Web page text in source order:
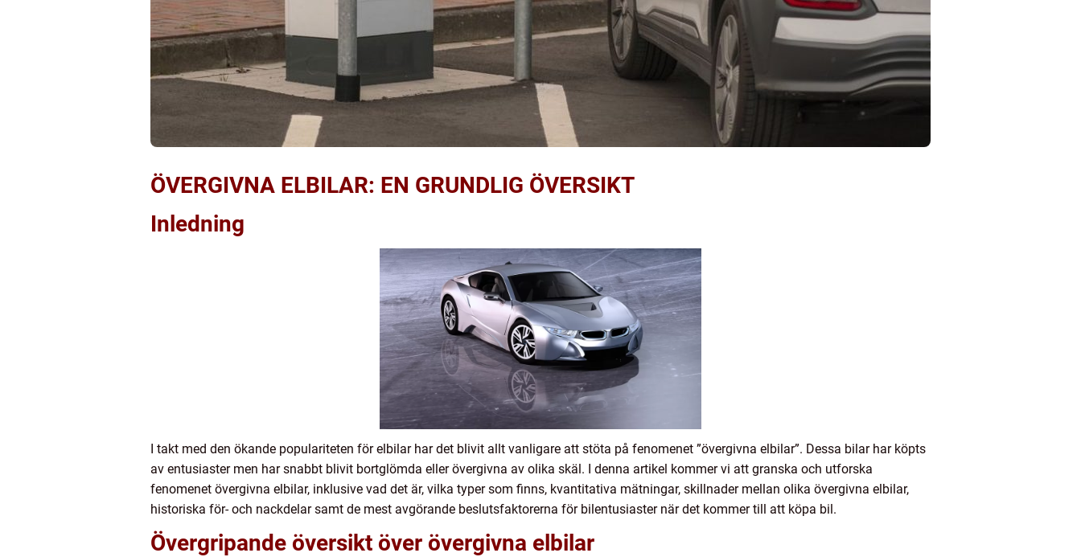
ÖVERGIVNA ELBILAR: EN GRUNDLIG ÖVERSIKT
Inledning
I takt med den ökande populariteten för elbilar har det blivit allt vanligare att stöta på fenomenet ”övergivna elbilar”. Dessa bilar har köpts
av entusiaster men har snabbt blivit bortglömda eller övergivna av olika skäl. I denna artikel kommer vi att granska och utforska
fenomenet övergivna elbilar, inklusive vad det är, vilka typer som finns, kvantitativa mätningar, skillnader mellan olika övergivna elbilar,
historiska för- och nackdelar samt de mest avgörande beslutsfaktorerna för bilentusiaster när det kommer till att köpa bil.
Övergripande översikt över övergivna elbilar